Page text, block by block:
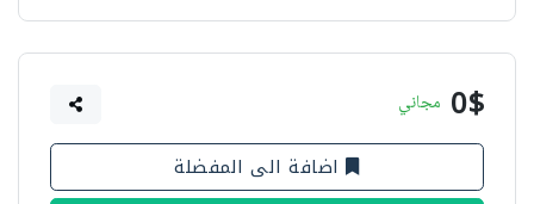
0$ مجاني
اضافة الى المفضلة